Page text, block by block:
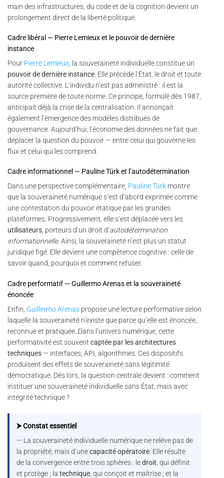
main des infrastructures, du code et de la cognition devient un
prolongement direct de la liberté politique.
Cadre libéral — Pierre Lemieux et le pouvoir de dernière
instance
Pour Pierre Lemieux , la souveraineté individuelle constitue un
pouvoir de dernière instance . Elle précède l’État, le droit et toute
autorité collective. L’individu n’est pas administré : il est la
source première de toute norme. Ce principe, formulé dès 1987,
anticipait déjà la crise de la centralisation. Il annonçait
également l’émergence des modèles distribués de
gouvernance. Aujourd’hui, l’économie des données ne fait que
déplacer la question du pouvoir — entre celui qui gouverne les
flux et celui qui les comprend.
Cadre informationnel — Pauline Türk et l’autodétermination
Dans une perspective complémentaire, Pauline Türk montre
que la souveraineté numérique s’est d’abord exprimée comme
une contestation du pouvoir étatique par les grandes
plateformes. Progressivement, elle s’est déplacée vers les
utilisateurs, porteurs d’un droit d’autodétermination
informationnelle. Ainsi, la souveraineté n’est plus un statut
juridique figé. Elle devient une compétence cognitive : celle de
savoir quand, pourquoi et comment refuser.
Cadre performatif — Guillermo Arenas et la souveraineté
énoncée
Enfin, Guillermo Arenas propose une lecture performative selon
laquelle la souveraineté n’existe que parce qu’elle est énoncée,
reconnue et pratiquée. Dans l’univers numérique, cette
performativité est souvent captée par les architectures
techniques — interfaces, API, algorithmes. Ces dispositifs
produisent des effets de souveraineté sans légitimité
démocratique. Dès lors, la question centrale devient : comment
instituer une souveraineté individuelle sans État, mais avec
intégrité technique ?
⮞ Constat essentiel
— La souveraineté individuelle numérique ne relève pas de
la propriété, mais d’unecapacité opératoire . Elle résulte
de la convergence entre trois sphères : ledroit , qui définit
et protège ; latechnique , qui conçoit et maîtrise ; et la